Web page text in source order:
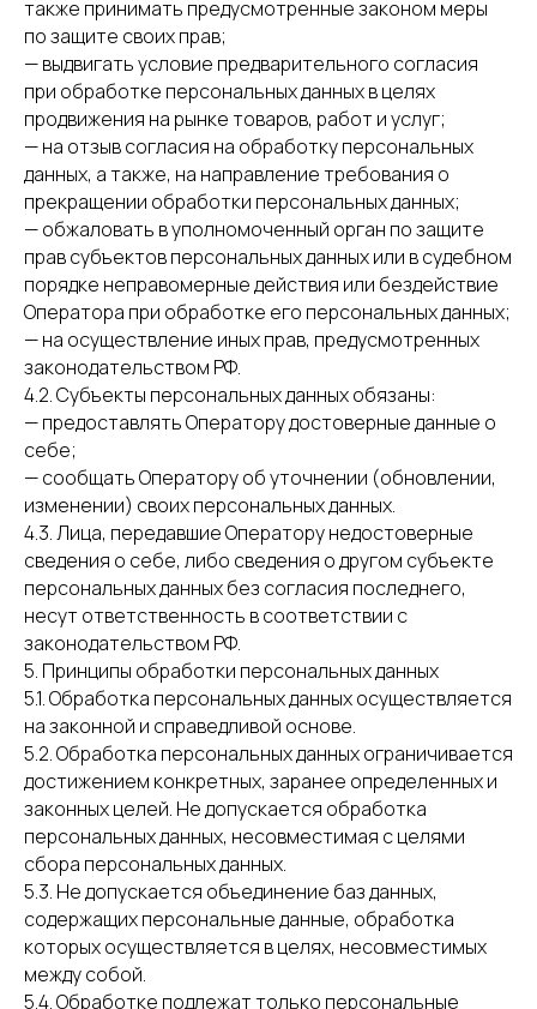
также принимать предусмотренные законом меры
по защите своих прав;
— выдвигать условие предварительного согласия
при обработке персональных данных в целях
продвижения на рынке товаров, работ и услуг;
— на отзыв согласия на обработку персональных
данных, а также, на направление требования о
прекращении обработки персональных данных;
— обжаловать в уполномоченный орган по защите
прав субъектов персональных данных или в судебном
порядке неправомерные действия или бездействие
Оператора при обработке его персональных данных;
— на осуществление иных прав, предусмотренных
законодательством РФ.
4.2. Субъекты персональных данных обязаны:
— предоставлять Оператору достоверные данные о
себе;
— сообщать Оператору об уточнении (обновлении,
изменении) своих персональных данных.
4.3. Лица, передавшие Оператору недостоверные
сведения о себе, либо сведения о другом субъекте
персональных данных без согласия последнего,
несут ответственность в соответствии с
законодательством РФ.
5. Принципы обработки персональных данных
5.1. Обработка персональных данных осуществляется
на законной и справедливой основе.
5.2. Обработка персональных данных ограничивается
достижением конкретных, заранее определенных и
законных целей. Не допускается обработка
персональных данных, несовместимая с целями
сбора персональных данных.
5.3. Не допускается объединение баз данных,
содержащих персональные данные, обработка
которых осуществляется в целях, несовместимых
между собой.
5.4. Обработке подлежат только персональные